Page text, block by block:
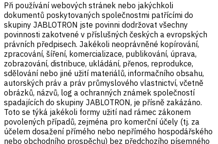
Při používání webových stránek nebo jakýchkoli
dokumentů poskytovaných společnostmi patřícími do
skupiny JABLOTRON jste povinni dodržovat všechny
povinnosti zakotvené v příslušných českých a evropských
právních předpisech. Jakékoli neoprávněné kopírování,
zpracování, šíření, komercializace, publikování, úprava,
zobrazování, distribuce, ukládání, přenos, reprodukce,
sdělování nebo jiné užití materiálů, informačního obsahu,
autorských práv a práv průmyslového vlastnictví, včetně
obrázků, názvů, log a ochranných známek společností
spadajících do skupiny JABLOTRON, je přísně zakázáno.
Toto se týká jakékoli formy užití nad rámec zákonem
povolených případů, zejména pro komerční účely (tj. za
účelem dosažení přímého nebo nepřímého hospodářského
nebo obchodního prospěchu) bez předchozího písemného